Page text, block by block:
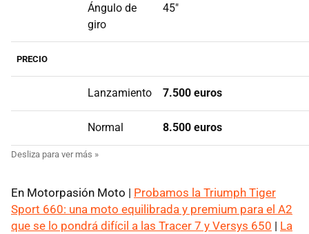
Ángulo de
giro
45"
PRECIO
Lanzamiento 7.500 euros
Normal 8.500 euros
En Motorpasión Moto | Probamos la Triumph Tiger
Sport 660: una moto equilibrada y premium para el A2
que se lo pondrá difícil a las Tracer 7 y Versys 650 | La